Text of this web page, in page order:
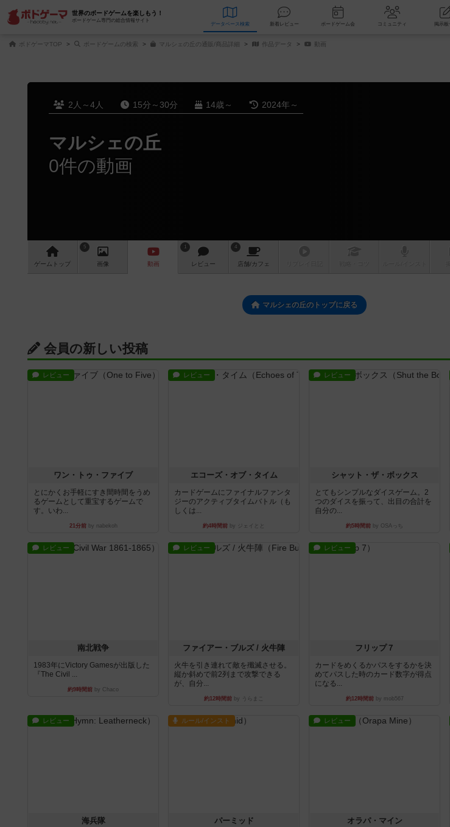
世界のボードゲームを楽しもう！
ボードゲーム専門の総合情報サイト
データベース 検索 新着レビュー ボードゲーム会 コミュニティ
ボドゲーマTOP ボードゲームの検索 マルシェの丘の通販/商品詳細 作品データ 動画
2人～4人 15分～30分 14歳～ 2024年～
マルシェの丘
0件の動画
ゲーム トップ
5
画像 動画
1
レビュー
4
店舗/カフェ
マルシェの丘のトップに戻る
会員の新しい投稿
レビュー
ワン・トゥ・ファイブ
とにかくお手軽にすき間時間をうめ
るゲームとして重宝するゲームで
す。いわ...
21分前by nabekoh
レビュー
エコーズ・オブ・タイム
カードゲームにファイナルファンタ
ジーのアクティブタイムバトル（も
しくは...
約4時間前 by ジェイとと
レビュー
シャット・ザ・ボックス
とてもシンプルなダイスゲーム。2
つのダイスを振って、出目の合計を
自分の...
約5時間前 by OSAっち
レビュー
南北戦争
1983年にVictory Gamesが出版した
『The Civil ...
約9時間前 by Chaco
レビュー
ファイアー・ブルズ / 火牛陣
火牛を引き連れて敵を殲滅させる。
縦か斜めで前2列まで攻撃できる
が、自分...
約12時間前 by うらまこ
レビュー
フリップ７
カードをめくるかパスをするかを決
めてパスした時のカード数字が得点
になる...
約12時間前by mob567
レビュー
海兵隊
ルール/インスト
パーミッド
レビュー
オラパ・マイン